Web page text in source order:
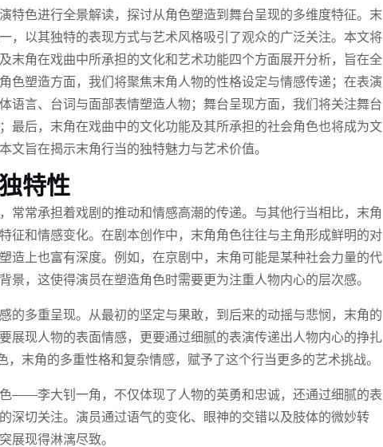
特色进行全景解读，探讨从角色塑造到舞台呈现的多维度特征。末
，以其独特的表现方式与艺术风格吸引了观众的广泛关注。本文将
末角在戏曲中所承担的文化和艺术功能四个方面展开分析，旨在全
色塑造方面，我们将聚焦末角人物的性格设定与情感传递；在表演
语言、台词与面部表情塑造人物；舞台呈现方面，我们将关注舞台
最后，末角在戏曲中的文化功能及其所承担的社会角色也将成为文
文旨在揭示末角行当的独特魅力与艺术价值。
特性
常常承担着戏剧的推动和情感高潮的传递。与其他行当相比，末角
征和情感变化。在剧本创作中，末角角色往往与主角形成鲜明的对
造上也富有深度。例如，在京剧中，末角可能是某种社会力量的代
景，这使得演员在塑造角色时需要更为注重人物内心的层次感。
的多重呈现。从最初的坚定与果敢，到后来的动摇与悲悯，末角的
展现人物的表面情感，更要通过细腻的表演传递出人物内心的挣扎
，末角的多重性格和复杂情感，赋予了这个行当更多的艺术挑战。
——李大钊一角，不仅体现了人物的英勇和忠诚，还通过细腻的表
深切关注。演员通过语气的变化、眼神的交错以及肢体的微妙转
展现得淋漓尽致。